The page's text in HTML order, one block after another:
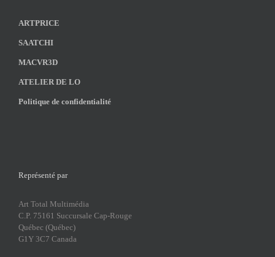
ARTPRICE
SAATCHI
MACVR3D
ATELIER DE LO
Politique de confidentialité
Représenté par
Art Total Multimédia
C.P. 75161 Succursale Cap-Rouge
Québec (Québec)
G1Y 3C7 Canada